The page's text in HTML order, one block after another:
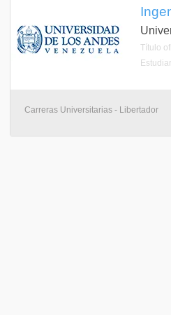
Título
Carreras Universitarias - Libertador